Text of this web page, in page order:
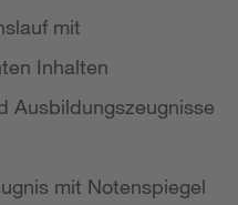
mit
Inhalten
Ausbildungszeugnisse
mit Notenspiegel